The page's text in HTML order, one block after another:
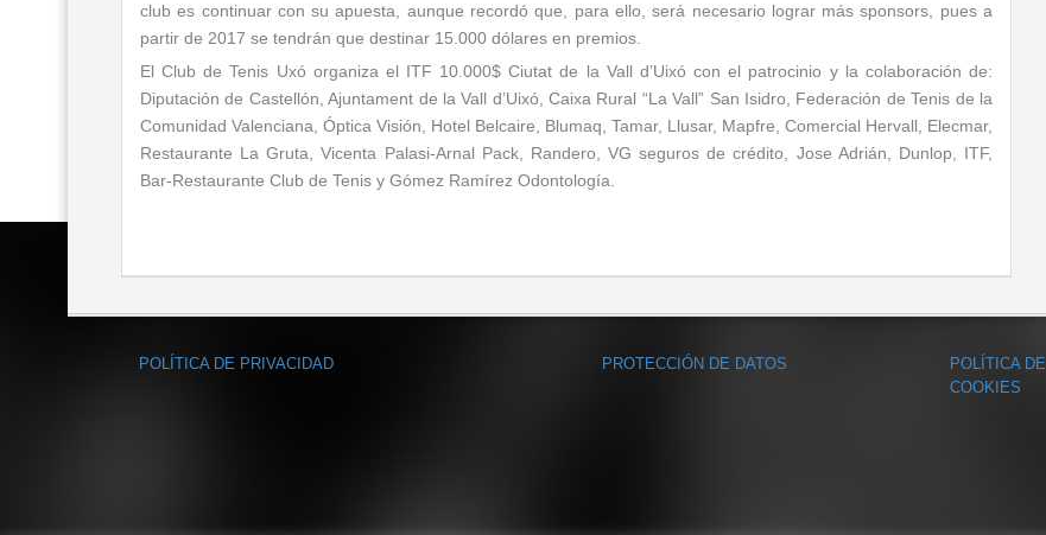
club es continuar con su apuesta, aunque recordó que, para ello, será necesario lograr más sponsors, pues a
partir de 2017 se tendrán que destinar 15.000 dólares en premios.
El Club de Tenis Uxó organiza el ITF 10.000$ Ciutat de la Vall d’Uixó con el patrocinio y la colaboración de:
Diputación de Castellón, Ajuntament de la Vall d’Uixó, Caixa Rural “La Vall” San Isidro, Federación de Tenis de la
Comunidad Valenciana, Óptica Visión, Hotel Belcaire, Blumaq, Tamar, Llusar, Mapfre, Comercial Hervall, Elecmar,
Restaurante La Gruta, Vicenta Palasi-Arnal Pack, Randero, VG seguros de crédito, Jose Adrián, Dunlop, ITF,
Bar-Restaurante Club de Tenis y Gómez Ramírez Odontología.
POLÍTICA DE PRIVACIDAD PROTECCIÓN DE DATOS
POLÍTICA DE
COOKIES